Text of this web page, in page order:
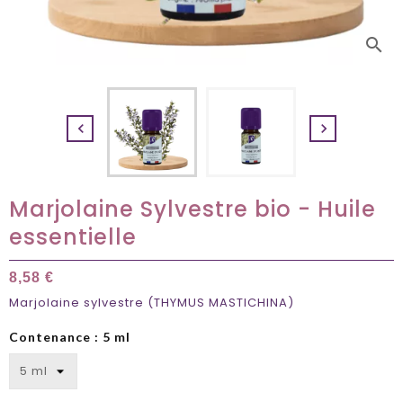
search
 
Marjolaine Sylvestre bio - Huile
essentielle
8,58 €
Marjolaine sylvestre (THYMUS MASTICHINA)
Contenance : 5 ml